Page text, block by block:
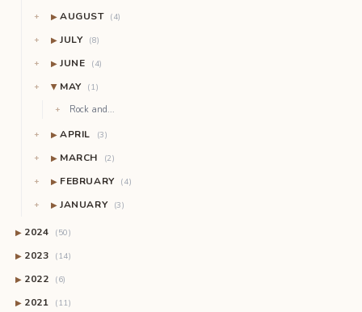
▶ AUGUST (4)
▶ JULY (8)
▶ JUNE (4)
▶ MAY (1)
Rock and...
▶ APRIL (3)
▶ MARCH (2)
▶ FEBRUARY (4)
▶ JANUARY (3)
▶ 2024 (50)
▶ 2023 (14)
▶ 2022 (6)
▶ 2021 (11)